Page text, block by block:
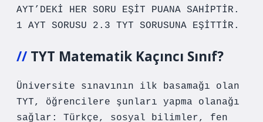
AYT’DEKİ HER SORU EŞİT PUANA SAHİPTİR.
1 AYT SORUSU 2.3 TYT SORUSUNA EŞİTTİR.
TYT Matematik Kaçıncı Sınıf?
Üniversite sınavının ilk basamağı olan
TYT, öğrencilere şunları yapma olanağı
sağlar: Türkçe, sosyal bilimler, fen